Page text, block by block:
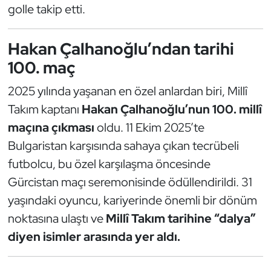
golle takip etti.
Hakan Çalhanoğlu’ndan tarihi
100. maç
2025 yılında yaşanan en özel anlardan biri, Millî
Takım kaptanı Hakan Çalhanoğlu’nun 100. millî
maçına çıkmasıoldu. 11 Ekim 2025’te
Bulgaristan karşısında sahaya çıkan tecrübeli
futbolcu, bu özel karşılaşma öncesinde
Gürcistan maçı seremonisinde ödüllendirildi. 31
yaşındaki oyuncu, kariyerinde önemli bir dönüm
noktasına ulaştı veMillî Takım tarihine “dalya”
diyen isimler arasında yer aldı.